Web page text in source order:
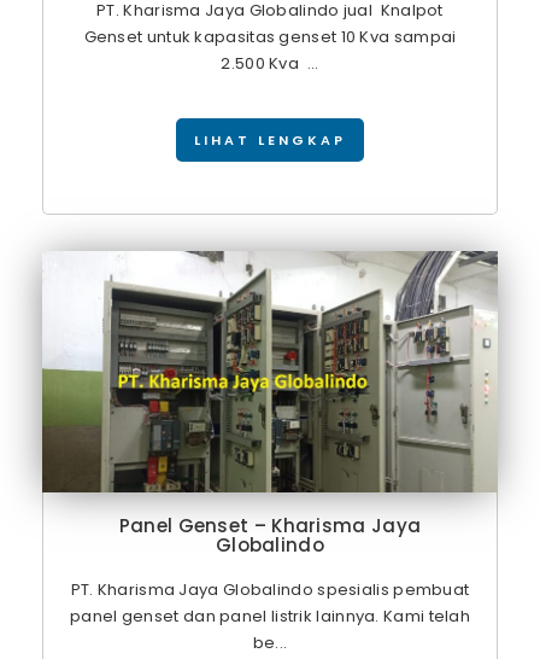
PT. Kharisma Jaya Globalindo jual Knalpot
Genset untuk kapasitas genset 10 Kva sampai
2.500 Kva ...
LIHAT LENGKAP
Panel Genset – Kharisma Jaya
Globalindo
PT. Kharisma Jaya Globalindo spesialis pembuat
panel genset dan panel listrik lainnya. Kami telah
be...